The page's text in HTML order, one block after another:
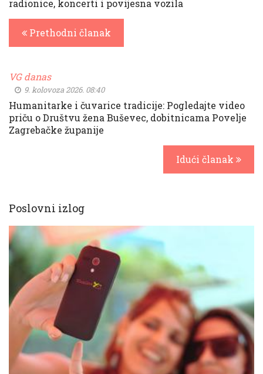
radionice, koncerti i povijesna vozila
Prethodni članak
VG danas
9. kolovoza 2026. 08:40
Humanitarke i čuvarice tradicije: Pogledajte video
priču o Društvu žena Buševec, dobitnicama Povelje
Zagrebačke županije
Idući članak
Poslovni izlog